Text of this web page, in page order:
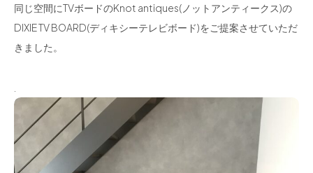
同じ空間にTVボードのKnot antiques(ノットアンティークス)の
DIXIE TV BOARD(ディキシーテレビボード)をご提案させていただ
きました。